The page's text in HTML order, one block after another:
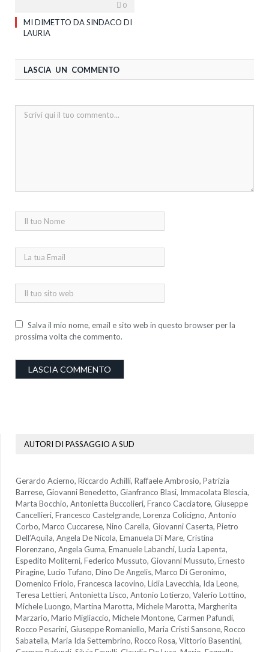
0
MI DIMETTO DA SINDACO DI
LAURIA
LASCIA UN COMMENTO
Salva il mio nome, email e sito web in questo browser per la
prossima volta che commento.
AUTORI DI PASSAGGIO A SUD
Gerardo Acierno, Riccardo Achilli, Raffaele Ambrosio, Patrizia
Barrese, Giovanni Benedetto, Gianfranco Blasi, Immacolata Blescia,
Marta Bocchio, Antonietta Buccolieri, Franco Cacciatore, Giuseppe
Cancellieri, Francesco Castelgrande, Lorenza Colicigno, Antonio
Corbo, Marco Cuccarese, Nino Carella, Giovanni Caserta, Pietro
Dell’Aquila, Angela De Nicola, Emanuela Di Mare, Cristina
Florenzano, Angela Guma, Emanuele Labanchi, Lucia Lapenta,
Espedito Moliterni, Federico Mussuto, Giovanni Mussuto, Ernesto
Piragine, Lucio Tufano, Dino De Angelis, Marco Di Geronimo,
Domenico Friolo, Francesca Iacovino, Lidia Lavecchia, Ida Leone,
Teresa Lettieri, Antonietta Lisco, Antonio Lotierzo, Valerio Lottino,
Michele Luongo, Martina Marotta, Michele Marotta, Margherita
Marzario, Mario Migliaccio, Michele Montone, Carmen Pafundi,
Rocco Pesarini, Giuseppe Romaniello, Maria Cristi Sansone, Rocco
Sabatella, Maria Ida Settembrino, Rocco Rosa, Vittorio Basentini,